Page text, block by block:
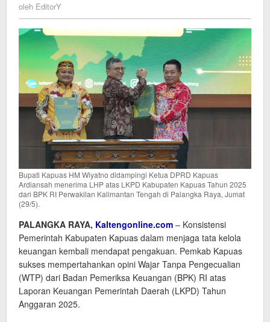
Dua
Kali
Berturut-
turut
oleh EditorY
Bupati Kapuas HM Wiyatno didampingi Ketua DPRD Kapuas
Ardiansah menerima LHP atas LKPD Kabupaten Kapuas Tahun 2025
dari BPK RI Perwakilan Kalimantan Tengah di Palangka Raya, Jumat
(29/5).
PALANGKA RAYA, Kaltengonline.com – Konsistensi
Pemerintah Kabupaten Kapuas dalam menjaga tata kelola
keuangan kembali mendapat pengakuan. Pemkab Kapuas
sukses mempertahankan opini Wajar Tanpa Pengecualian
(WTP) dari Badan Pemeriksa Keuangan (BPK) RI atas
Laporan Keuangan Pemerintah Daerah (LKPD) Tahun
Anggaran 2025.